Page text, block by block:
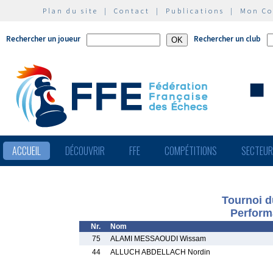
Plan du site | Contact | Publications | Mon
Rechercher un joueur Rechercher un club
ACCUEIL DÉCOUVRIR FFE COMPÉTITIONS
Tournoi
Nr.
Nom
75
ALAMI MESSAOUDI Wissam
44
ALLUCH ABDELLACH Nordin